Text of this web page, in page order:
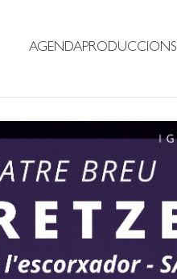
AGENDAPRODUCCIONS